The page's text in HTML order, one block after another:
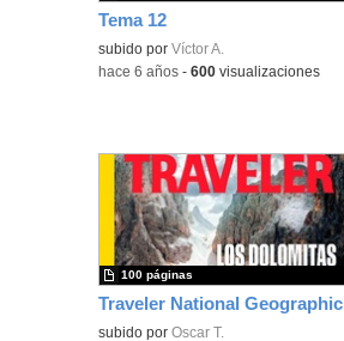
Tema 12
subido porVíctor A.
-hace 6 años -600 visualizaciones
Traveler National Geographic
subido porOscar T.
100 páginas